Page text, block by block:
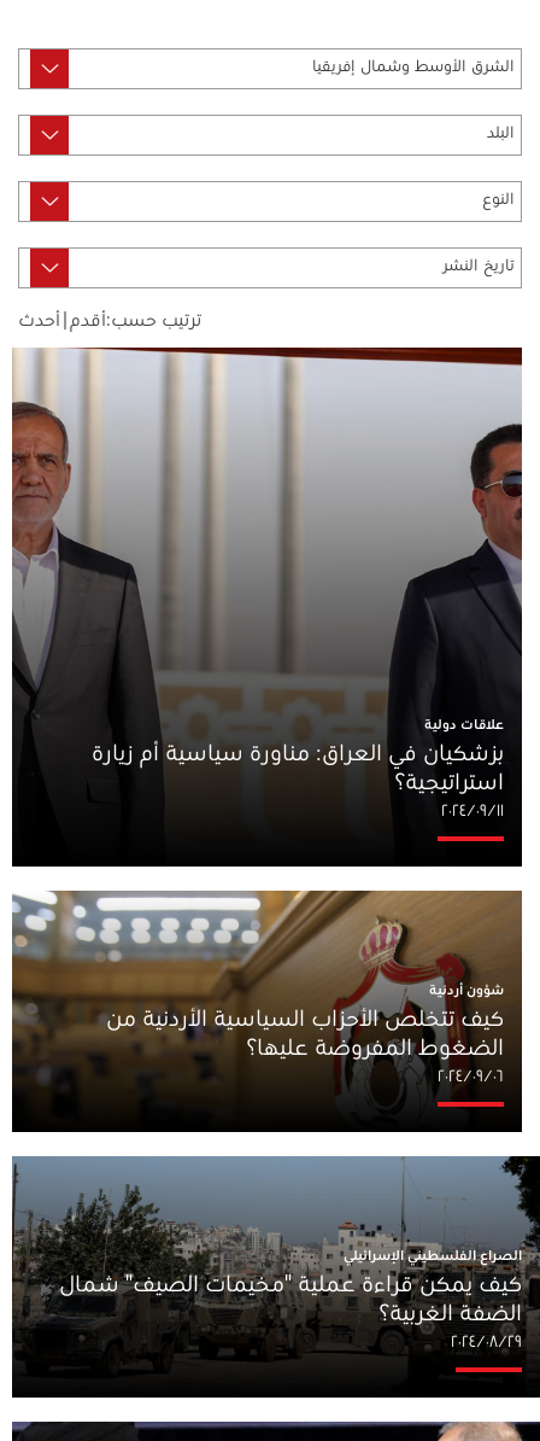
ترتيب حسب: أقدم أحدث
علاقات دولية
بزشكيان في العراق: مناورة سياسية أم زيارة
استراتيجية؟
١١‏/٠٩‏/٢٠٢٤
شؤون أردنية
كيف تتخلص الأحزاب السياسية الأردنية من
الضغوط المفروضة عليها؟
٠٦‏/٠٩‏/٢٠٢٤
الصراع الفلسطيني الإسرائيلي
كيف يمكن قراءة عملية "مخيمات الصيف" شمال
الضفة الغربية؟‎
٢٩‏/٠٨‏/٢٠٢٤